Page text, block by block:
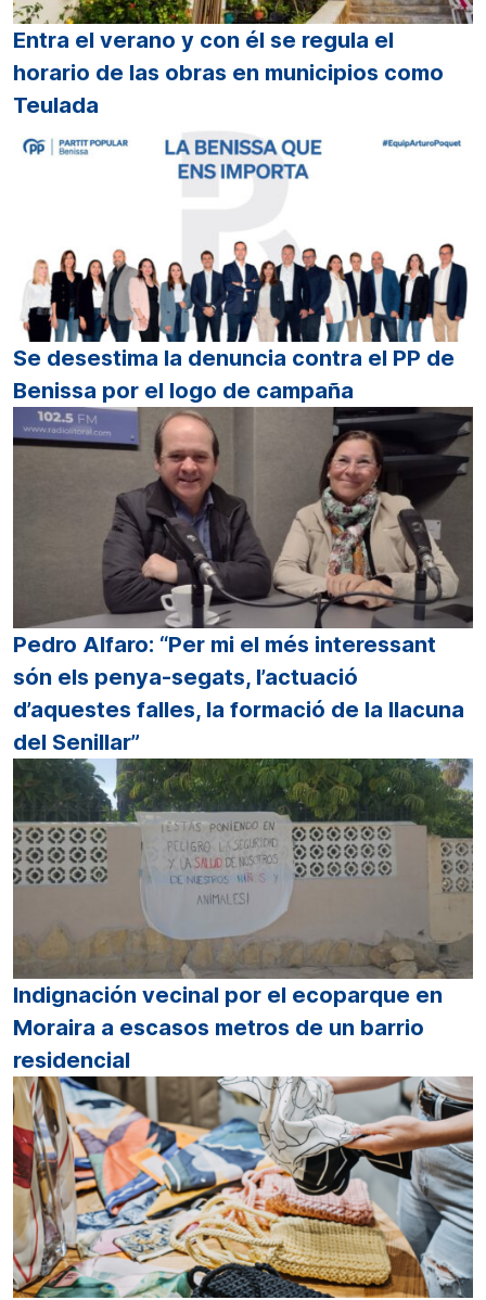
Entra el verano y con él se regula el
horario de las obras en municipios como
Teulada
Se desestima la denuncia contra el PP de
Benissa por el logo de campaña
Pedro Alfaro: “Per mi el més interessant
són els penya-segats, l’actuació
d’aquestes falles, la formació de la llacuna
del Senillar”
Indignación vecinal por el ecoparque en
Moraira a escasos metros de un barrio
residencial